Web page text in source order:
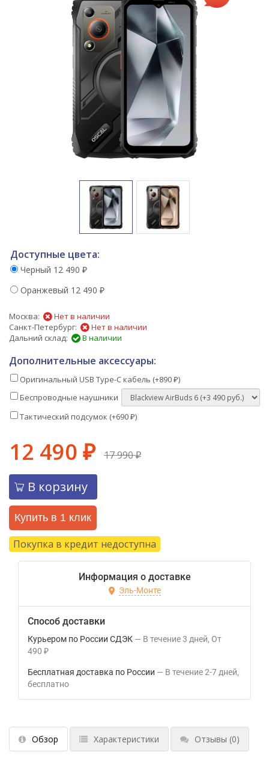
Доступные цвета:
Черный 12 490 ₽
Оранжевый 12 490 ₽
Москва:
Нет в наличии
Санкт-Петербург:
Нет в наличии
Дальний склад:
В наличии
Дополнительные аксессуары:
Оригинальный USB Type-C кабель (+890 ₽)
Беспроводные наушники
Тактический подсумок (+690 ₽)
12 490 ₽ 17 990₽
В корзину
Купить в 1 клик
Покупка в кредит недоступна
Информация о доставке
Эль-Монте
Способ доставки
Курьером по России СДЭК В течение3 дней От
490 ₽
Бесплатная доставка по России В течение2-7 дней
Бесплатно
Обзор Характеристики Отзывы (0)